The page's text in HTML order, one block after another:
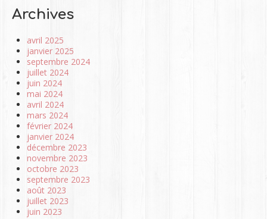
Archives
avril 2025
janvier 2025
septembre 2024
juillet 2024
juin 2024
mai 2024
avril 2024
mars 2024
février 2024
janvier 2024
décembre 2023
novembre 2023
octobre 2023
septembre 2023
août 2023
juillet 2023
juin 2023